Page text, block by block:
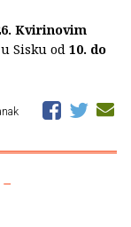
Kvirinovim
Sisku od 10. do
–